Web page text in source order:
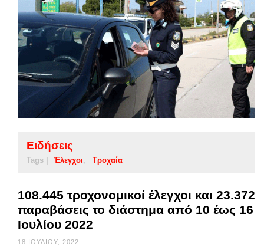
Ειδήσεις
Tags | Έλεγχοι Τροχαία
108.445 τροχονομικοί έλεγχοι και 23.372
παραβάσεις το διάστημα από 10 έως 16
Ιουλίου 2022
18 ΙΟΥΛΊΟΥ, 2022